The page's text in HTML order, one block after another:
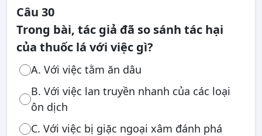
Câu 30
Trong bài, tác giả đã so sánh tác hại
của thuốc lá với việc gì?
A. Với việc tằm ăn dâu
B. Với việc lan truyền nhanh của các loại
ôn dịch
C. Với việc bị giặc ngoại xâm đánh phá